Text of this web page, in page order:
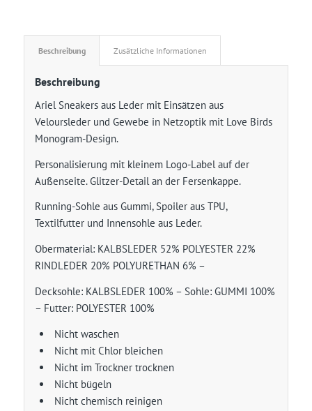
Beschreibung Zusätzliche Informationen
Beschreibung
Ariel Sneakers aus Leder mit Einsätzen aus
Veloursleder und Gewebe in Netzoptik mit Love Birds
Monogram-Design.
Personalisierung mit kleinem Logo-Label auf der
Außenseite. Glitzer-Detail an der Fersenkappe.
Running-Sohle aus Gummi, Spoiler aus TPU,
Textilfutter und Innensohle aus Leder.
Obermaterial: KALBSLEDER 52% POLYESTER 22%
RINDLEDER 20% POLYURETHAN 6% –
Decksohle: KALBSLEDER 100% – Sohle: GUMMI 100%
– Futter: POLYESTER 100%
Nicht waschen
Nicht mit Chlor bleichen
Nicht im Trockner trocknen
Nicht bügeln
Nicht chemisch reinigen